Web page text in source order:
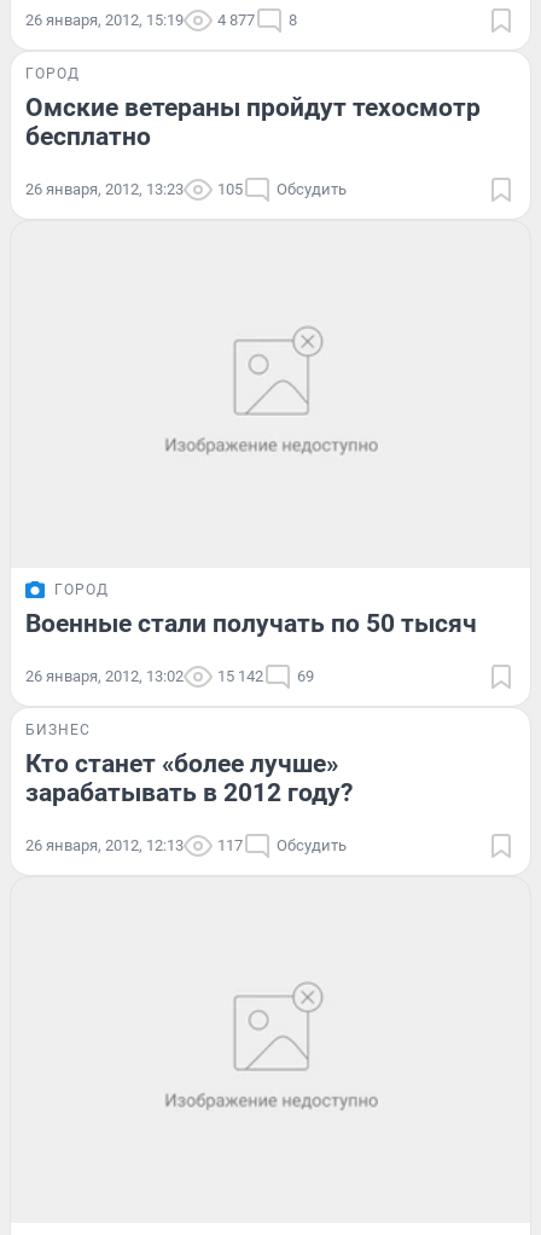
26 января, 2012, 15:19 4 877 8
ГОРОД
Омские ветераны пройдут техосмотр
бесплатно
26 января, 2012, 13:23 105 Обсудить
ГОРОД
Военные стали получать по 50 тысяч
26 января, 2012, 13:02 15 142 69
БИЗНЕС
Кто станет «более лучше»
зарабатывать в 2012 году?
26 января, 2012, 12:13 117 Обсудить